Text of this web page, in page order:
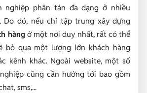
nghiệp phân tán đa dạng ở nhiều
Do đó, nếu chỉ tập trung xây dựng
hàng ở một nơi duy nhất, rất có thể
bỏ qua một lượng lớn khách hàng
kênh khác. Ngoài website, một số
cũng cần hướng tới bao gồm
sms,...